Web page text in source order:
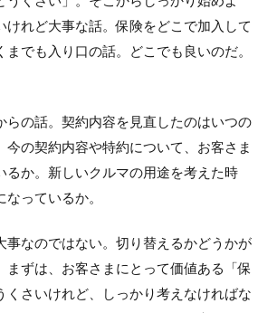
けれど大事な話。保険をどこで加入して
でも入り口の話。どこでも良いのだ。
らの話。契約内容を見直したのはいつの
今の契約内容や特約について、お客さま
るか。新しいクルマの用途を考えた時
っているか。
事なのではない。切り替えるかどうかが
まずは、お客さまにとって価値ある「保
くさいけれど、しっかり考えなければな